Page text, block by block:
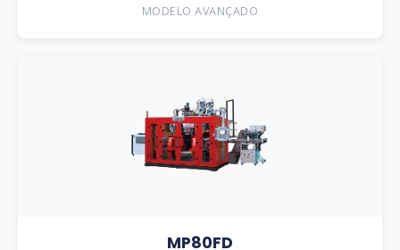
MODELO AVANÇADO
MP80FD